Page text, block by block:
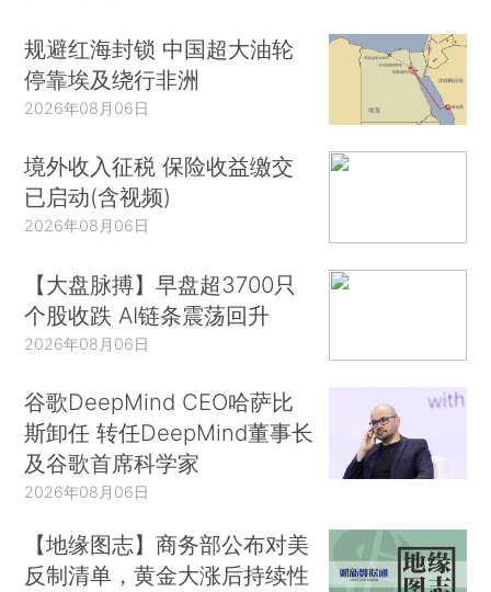
规避红海封锁 中国超大油轮
停靠埃及绕行非洲
2026年08月06日
境外收入征税 保险收益缴交
已启动(含视频)
2026年08月06日
【大盘脉搏】早盘超3700只
个股收跌 AI链条震荡回升
2026年08月06日
谷歌DeepMind CEO哈萨比
斯卸任 转任DeepMind董事长
及谷歌首席科学家
2026年08月06日
【地缘图志】商务部公布对美
反制清单，黄金大涨后持续性